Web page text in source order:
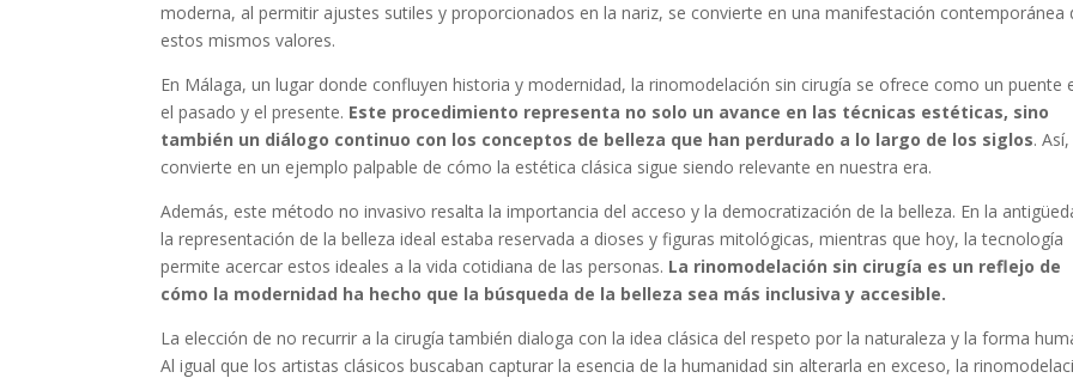
moderna, al permitir ajustes sutiles y proporcionados en la nariz, se convierte en una manifestación contemporánea
estos mismos valores.
En Málaga, un lugar donde confluyen historia y modernidad, la rinomodelación sin cirugía se ofrece como un puente
el pasado y el presente. Este procedimiento representa no solo un avance en las técnicas estéticas, sino
también un diálogo continuo con los conceptos de belleza que han perdurado a lo largo de los siglos.
convierte en un ejemplo palpable de cómo la estética clásica sigue siendo relevante en nuestra era.
Además, este método no invasivo resalta la importancia del acceso y la democratización de la belleza. En la
la representación de la belleza ideal estaba reservada a dioses y figuras mitológicas, mientras que hoy, la tecnología
permite acercar estos ideales a la vida cotidiana de las personas. La rinomodelación sin cirugía es un reflejo de
cómo la modernidad ha hecho que la búsqueda de la belleza sea más inclusiva y accesible.
La elección de no recurrir a la cirugía también dialoga con la idea clásica del respeto por la naturaleza y la forma
Al igual que los artistas clásicos buscaban capturar la esencia de la humanidad sin alterarla en exceso, la